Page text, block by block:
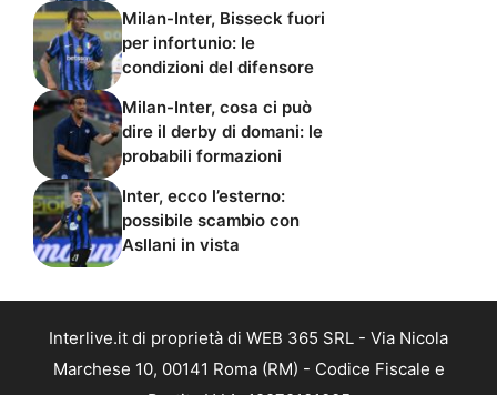
Milan-Inter, Bisseck fuori
per infortunio: le
condizioni del difensore
Milan-Inter, cosa ci può
dire il derby di domani: le
probabili formazioni
Inter, ecco l’esterno:
possibile scambio con
Asllani in vista
Interlive.it di proprietà di WEB 365 SRL - Via Nicola
Marchese 10, 00141 Roma (RM) - Codice Fiscale e